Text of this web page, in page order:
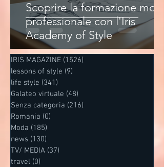
Scoprire la formazione moda
professionale con l'Iris
Academy of Style
IRIS MAGAZINE (1526)
lessons of style (9)
life style (341)
Galateo virtuale (48)
Senza categoria (216)
Romania (0)
Moda (185)
news (130)
TV/ MEDIA (37)
travel (0)